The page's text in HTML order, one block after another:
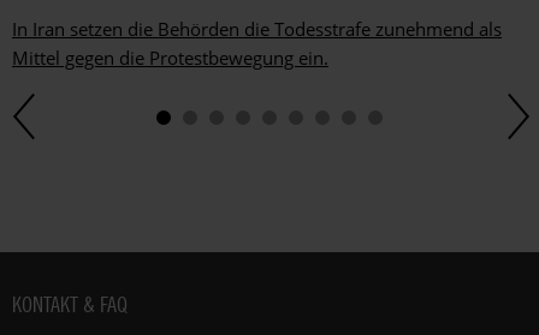
In Iran setzen die Behörden die Todesstrafe zunehmend als
Mittel gegen die Protestbewegung ein.
Fußbereich
KONTAKT & FAQ